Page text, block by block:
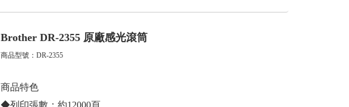
Brother DR-2355 原廠感光滾筒
商品型號：DR-2355
商品特色
◆列印張數：約12000頁